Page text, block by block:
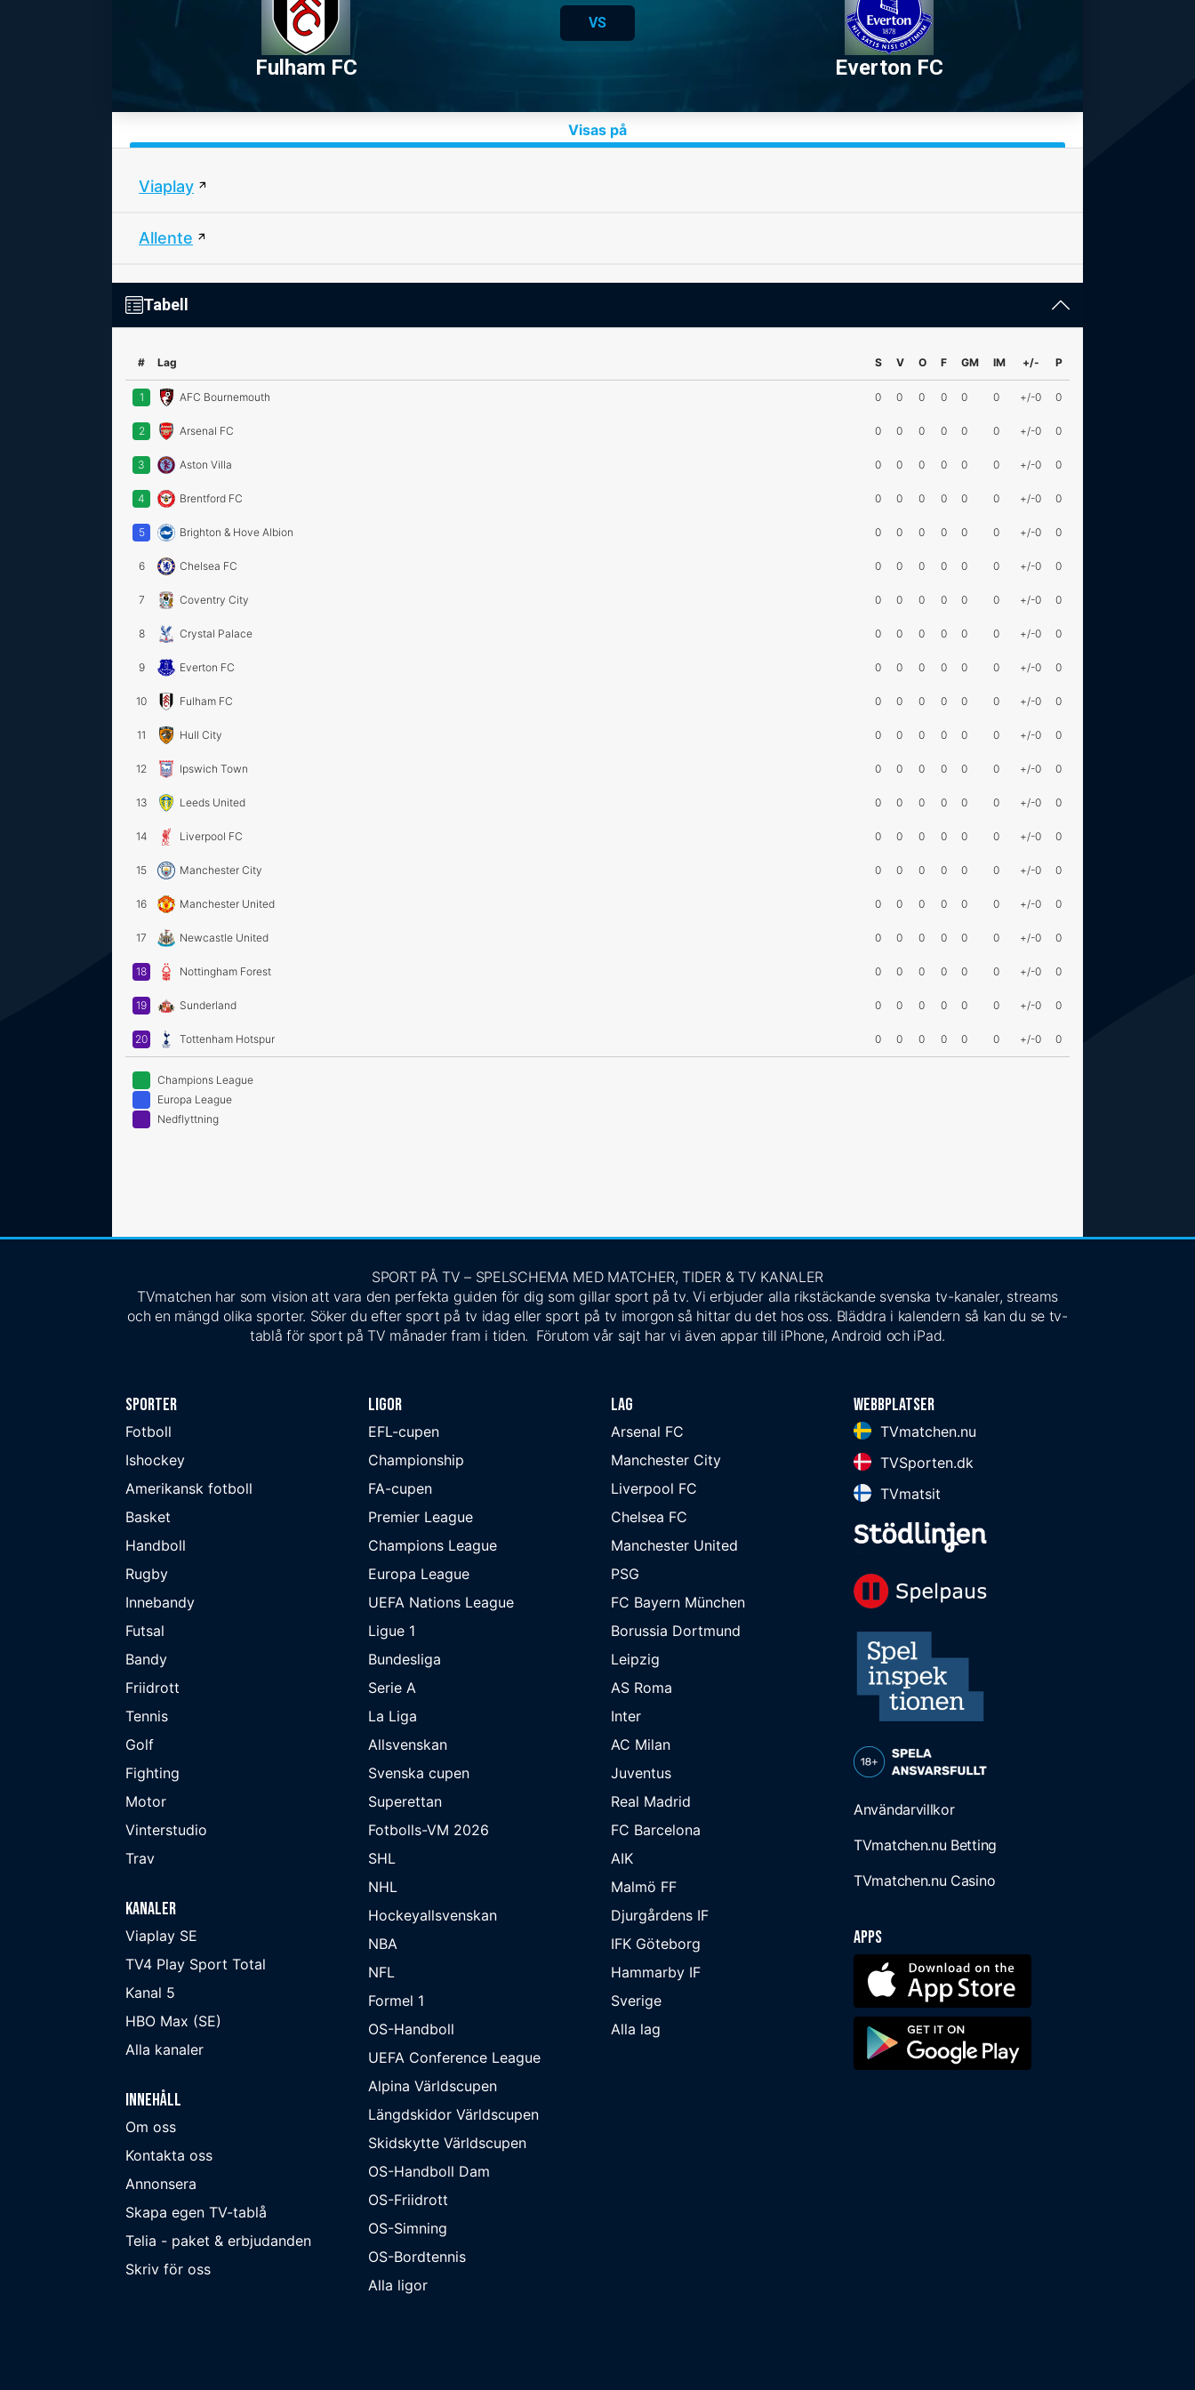
Fulham FC
VS
Everton FC
Visas på
Viaplay
Allente
Tabell
# Lag S V O F GM IM +/- P
1 AFC Bournemouth 0 0 0 0 0 0 +/-0 0
2 Arsenal FC 0 0 0 0 0 0 +/-0 0
3 Aston Villa 0 0 0 0 0 0 +/-0 0
4 Brentford FC 0 0 0 0 0 0 +/-0 0
5 Brighton & Hove Albion 0 0 0 0 0 0 +/-0 0
6 Chelsea FC 0 0 0 0 0 0 +/-0 0
7 Coventry City 0 0 0 0 0 0 +/-0 0
8 Crystal Palace 0 0 0 0 0 0 +/-0 0
9 Everton FC 0 0 0 0 0 0 +/-0 0
10 Fulham FC 0 0 0 0 0 0 +/-0 0
11 Hull City 0 0 0 0 0 0 +/-0 0
12 Ipswich Town 0 0 0 0 0 0 +/-0 0
13 Leeds United 0 0 0 0 0 0 +/-0 0
14 Liverpool FC 0 0 0 0 0 0 +/-0 0
15 Manchester City 0 0 0 0 0 0 +/-0 0
16 Manchester United 0 0 0 0 0 0 +/-0 0
17 Newcastle United 0 0 0 0 0 0 +/-0 0
18 Nottingham Forest 0 0 0 0 0 0 +/-0 0
19 Sunderland 0 0 0 0 0 0 +/-0 0
20 Tottenham Hotspur 0 0 0 0 0 0 +/-0 0
Champions League
Europa League
Nedflyttning
SPORT PÅ TV – SPELSCHEMA MED MATCHER, TIDER & TV KANALER
TVmatchen har som vision att vara den perfekta guiden för dig som gillar sport på tv. Vi erbjuder alla rikstäckande svenska tv-kanaler, streams
och en mängd olika sporter. Söker du efter sport på tv idag eller sport på tv imorgon så hittar du det hos oss. Bläddra i kalendern så kan du se tv-
tablå för sport på TV månader fram i tiden. Förutom vår sajt har vi även appar till iPhone, Android och iPad.
Sporter
Fotboll
Ishockey
Amerikansk fotboll
Basket
Handboll
Rugby
Innebandy
Futsal
Bandy
Friidrott
Tennis
Golf
Fighting
Motor
Vinterstudio
Trav
Kanaler
Viaplay SE
TV4 Play Sport Total
Kanal 5
HBO Max (SE)
Alla kanaler
Innehåll
Om oss
Kontakta oss
Annonsera
Skapa egen TV-tablå
Telia - paket & erbjudanden
Skriv för oss
Ligor
EFL-cupen
Championship
FA-cupen
Premier League
Champions League
Europa League
UEFA Nations League
Ligue 1
Bundesliga
Serie A
La Liga
Allsvenskan
Svenska cupen
Superettan
Fotbolls-VM 2026
SHL
NHL
Hockeyallsvenskan
NBA
NFL
Formel 1
OS-Handboll
UEFA Conference League
Alpina Världscupen
Längdskidor Världscupen
Skidskytte Världscupen
OS-Handboll Dam
OS-Friidrott
OS-Simning
OS-Bordtennis
Alla ligor
Lag
Arsenal FC
Manchester City
Liverpool FC
Chelsea FC
Manchester United
PSG
FC Bayern München
Borussia Dortmund
Leipzig
AS Roma
Inter
AC Milan
Juventus
Real Madrid
FC Barcelona
AIK
Malmö FF
Djurgårdens IF
IFK Göteborg
Hammarby IF
Sverige
Alla lag
Webbplatser
TVmatchen.nu
TVSporten.dk
TVmatsit
Användarvillkor
TVmatchen.nu Betting
TVmatchen.nu Casino
Apps